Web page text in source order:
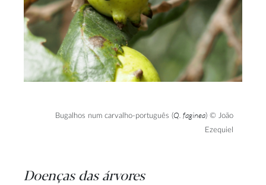
Bugalhos num carvalho-português (Q. faginea) © João
Ezequiel
Doenças das árvores